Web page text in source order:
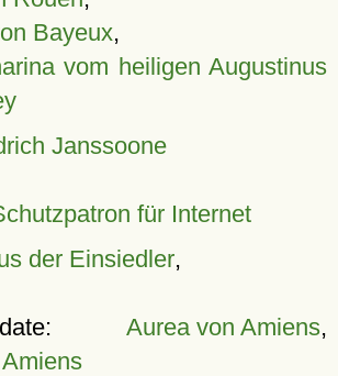
Bayeux,
vom heiligen Augustinus
Janssoone
für Internet
der Einsiedler,
Aurea von Amiens,